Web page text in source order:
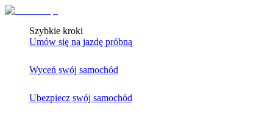
Szybkie kroki
Umów się na jazdę próbną
Wyceń swój samochód
Ubezpiecz swój samochód